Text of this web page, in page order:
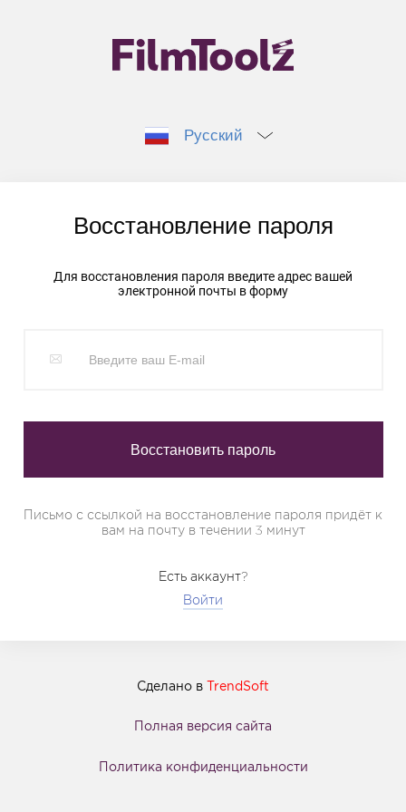
Русский
Восстановление пароля
Для восстановления пароля введите адрес вашей
электронной почты в форму
Письмо с ссылкой на восстановление пароля придёт к
вам на почту в течении 3 минут
Есть аккаунт?
Войти
Сделано в TrendSoft
Полная версия сайта
Политика конфиденциальности